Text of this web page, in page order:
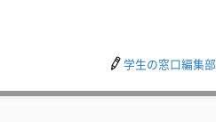
学生の窓口編集部